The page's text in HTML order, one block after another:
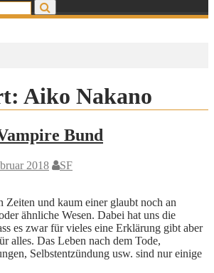
Aiko Nakano
Bund
2018 SF
Zeiten und kaum einer glaubt noch an
ähnliche Wesen. Dabei hat uns die
es zwar für vieles eine Erklärung gibt aber
alles. Das Leben nach dem Tode,
Selbstentzündung usw. sind nur einige